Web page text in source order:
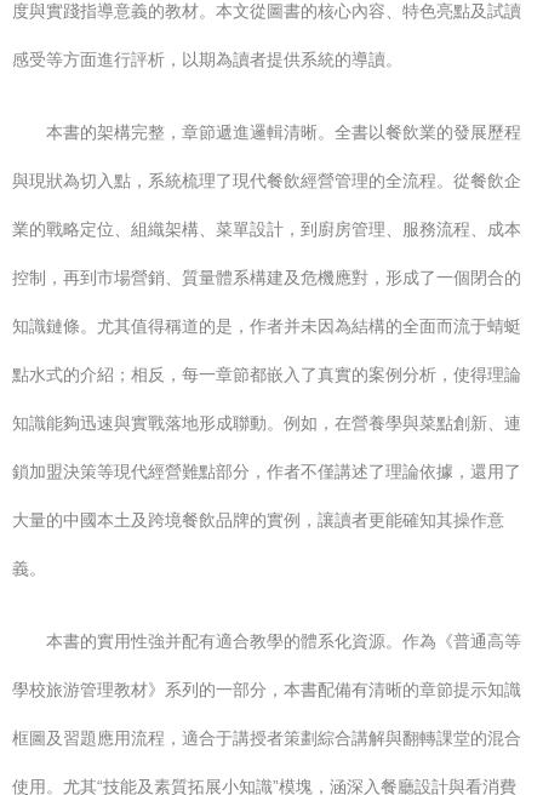
度與實踐指導意義的教材。本文從圖書的核心內容、特色亮點及試讀
感受等方面進行評析，以期為讀者提供系統的導讀。
本書的架構完整，章節遞進邏輯清晰。全書以餐飲業的發展歷程
與現狀為切入點，系統梳理了現代餐飲經營管理的全流程。從餐飲企
業的戰略定位、組織架構、菜單設計，到廚房管理、服務流程、成本
控制，再到市場營銷、質量體系構建及危機應對，形成了一個閉合的
知識鏈條。尤其值得稱道的是，作者并未因為結構的全面而流于蜻蜓
點水式的介紹；相反，每一章節都嵌入了真實的案例分析，使得理論
知識能夠迅速與實戰落地形成聯動。例如，在營養學與菜點創新、連
鎖加盟決策等現代經營難點部分，作者不僅講述了理論依據，還用了
大量的中國本土及跨境餐飲品牌的實例，讓讀者更能確知其操作意
義。
本書的實用性強并配有適合教學的體系化資源。作為《普通高等
學校旅游管理教材》系列的一部分，本書配備有清晰的章節提示知識
框圖及習題應用流程，適合于講授者策劃綜合講解與翻轉課堂的混合
使用。尤其“技能及素質拓展小知識”模塊，涵深入餐廳設計與看消費